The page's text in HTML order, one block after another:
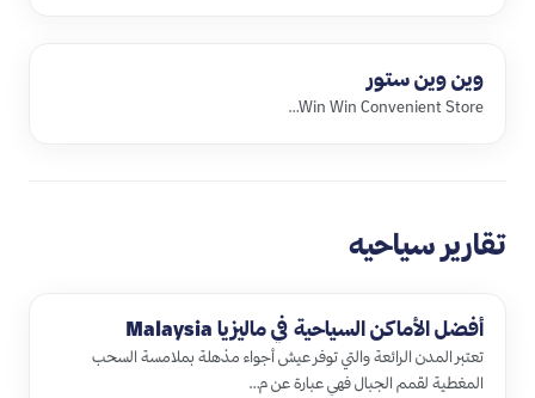
وين وين ستور
Win Win Convenient Store…
تقارير سياحيه
أفضل الأماكن السياحية في ماليزيا Malaysia
تعتبر المدن الرائعة والتي توفر عيش أجواء مذهلة بملامسة السحب
المغطية لقمم الجبال فهي عبارة عن م…